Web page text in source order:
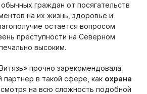
граждан от посягательств
на их жизнь, здоровье и
остается вопросом
преступности на Северном
высоким.
прочно зарекомендовала
партнер в такой сфере, как охрана
на всю сложность подобной